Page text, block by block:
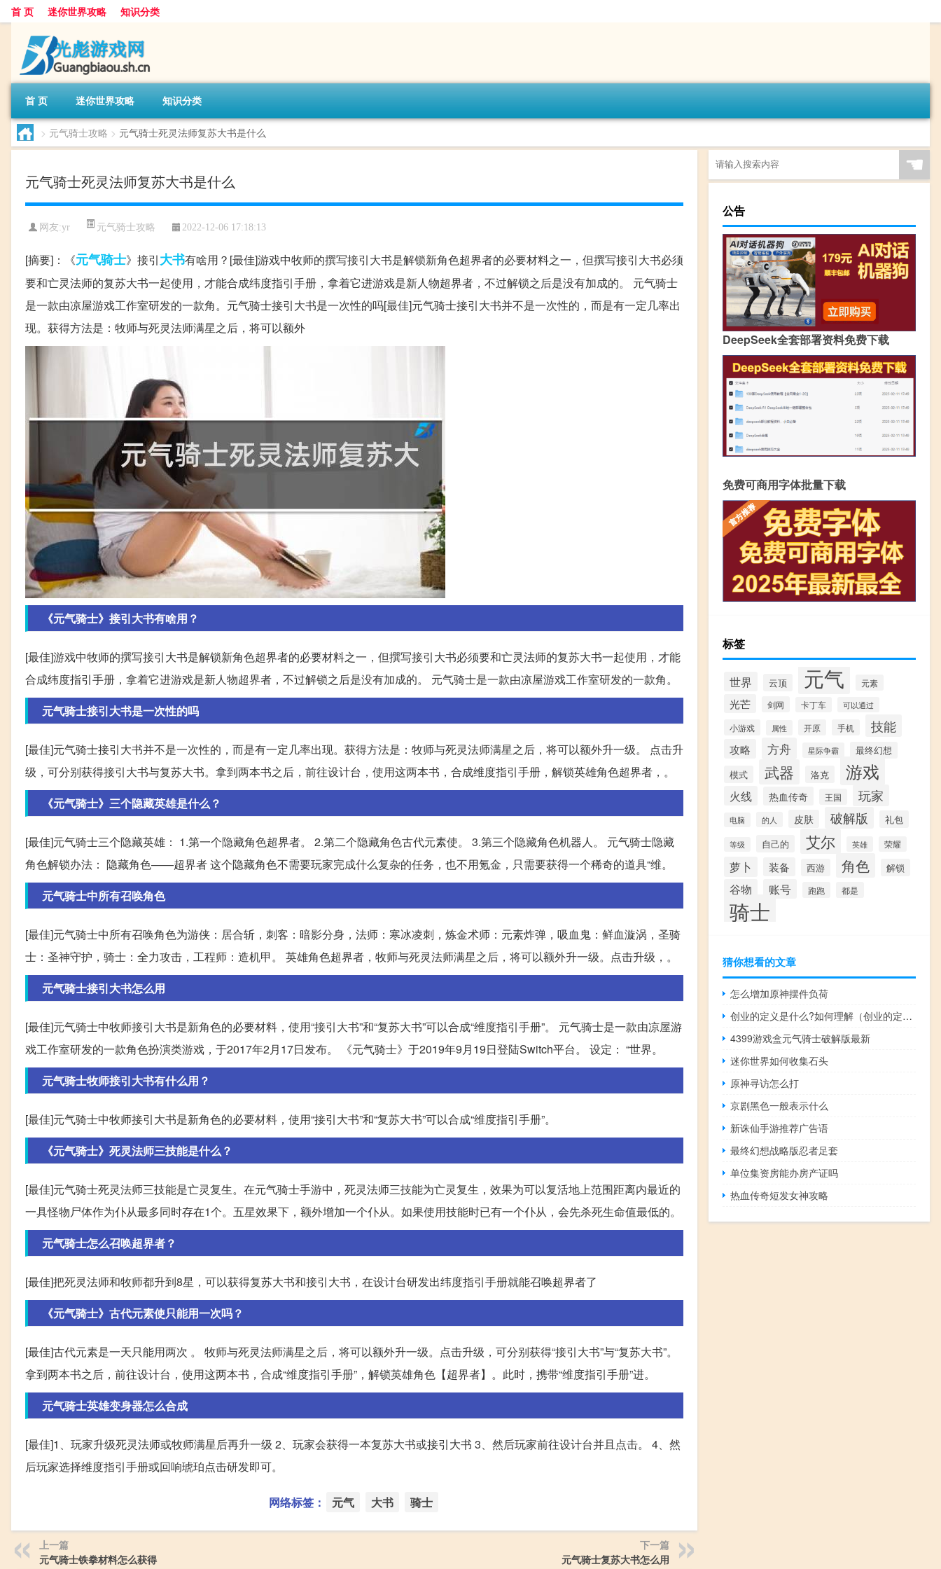
首 页 迷你世界攻略 知识分类
首 页 迷你世界攻略 知识分类
> 元气骑士攻略 > 元气骑士死灵法师复苏大书是什么
元气骑士死灵法师复苏大书是什么
网友:yr 元气骑士攻略 2022-12-06 17:18:13
[摘要]：《元气骑士》接引大书有啥用？[最佳]游戏中牧师的撰写接引大书是解锁新角色超界者的必要材料之一，但撰写接引大书必须
要和亡灵法师的复苏大书一起使用，才能合成纬度指引手册，拿着它进游戏是新人物超界者，不过解锁之后是没有加成的。 元气骑士
是一款由凉屋游戏工作室研发的一款角。元气骑士接引大书是一次性的吗[最佳]元气骑士接引大书并不是一次性的，而是有一定几率出
现。获得方法是：牧师与死灵法师满星之后，将可以额外
《元气骑士》接引大书有啥用？
[最佳]游戏中牧师的撰写接引大书是解锁新角色超界者的必要材料之一，但撰写接引大书必须要和亡灵法师的复苏大书一起使用，才能
合成纬度指引手册，拿着它进游戏是新人物超界者，不过解锁之后是没有加成的。 元气骑士是一款由凉屋游戏工作室研发的一款角。
元气骑士接引大书是一次性的吗
[最佳]元气骑士接引大书并不是一次性的，而是有一定几率出现。获得方法是：牧师与死灵法师满星之后，将可以额外升一级。 点击升
级，可分别获得接引大书与复苏大书。拿到两本书之后，前往设计台，使用这两本书，合成维度指引手册，解锁英雄角色超界者，。
《元气骑士》三个隐藏英雄是什么？
[最佳]元气骑士三个隐藏英雄： 1.第一个隐藏角色超界者。 2.第二个隐藏角色古代元素使。 3.第三个隐藏角色机器人。 元气骑士隐藏
角色解锁办法： 隐藏角色——超界者 这个隐藏角色不需要玩家完成什么复杂的任务，也不用氪金，只需要获得一个稀奇的道具“维。
元气骑士中所有召唤角色
[最佳]元气骑士中所有召唤角色为游侠：居合斩，刺客：暗影分身，法师：寒冰凌刺，炼金术师：元素炸弹，吸血鬼：鲜血漩涡，圣骑
士：圣神守护，骑士：全力攻击，工程师：造机甲。 英雄角色超界者，牧师与死灵法师满星之后，将可以额外升一级。点击升级，。
元气骑士接引大书怎么用
[最佳]元气骑士中牧师接引大书是新角色的必要材料，使用“接引大书”和“复苏大书”可以合成“维度指引手册”。 元气骑士是一款由凉屋游
戏工作室研发的一款角色扮演类游戏，于2017年2月17日发布。 《元气骑士》于2019年9月19日登陆Switch平台。 设定： “世界。
元气骑士牧师接引大书有什么用？
[最佳]元气骑士中牧师接引大书是新角色的必要材料，使用“接引大书”和“复苏大书”可以合成“维度指引手册”。
《元气骑士》死灵法师三技能是什么？
[最佳]元气骑士死灵法师三技能是亡灵复生。在元气骑士手游中，死灵法师三技能为亡灵复生，效果为可以复活地上范围距离内最近的
一具怪物尸体作为仆从最多同时存在1个。五星效果下，额外增加一个仆从。如果使用技能时已有一个仆从，会先杀死生命值最低的。
元气骑士怎么召唤超界者？
[最佳]把死灵法师和牧师都升到8星，可以获得复苏大书和接引大书，在设计台研发出纬度指引手册就能召唤超界者了
《元气骑士》古代元素使只能用一次吗？
[最佳]古代元素是一天只能用两次 。 牧师与死灵法师满星之后，将可以额外升一级。点击升级，可分别获得“接引大书”与“复苏大书”。
拿到两本书之后，前往设计台，使用这两本书，合成“维度指引手册”，解锁英雄角色【超界者】。此时，携带“维度指引手册”进。
元气骑士英雄变身器怎么合成
[最佳]1、玩家升级死灵法师或牧师满星后再升一级 2、玩家会获得一本复苏大书或接引大书 3、然后玩家前往设计台并且点击。 4、然
后玩家选择维度指引手册或回响琥珀点击研发即可。
网络标签： 元气 大书 骑士
上一篇
元气骑士铁拳材料怎么获得
下一篇
元气骑士复苏大书怎么用
☚
公告
DeepSeek全套部署资料免费下载
免费可商用字体批量下载
标签
世界 云顶 元气 元素
光芒 剑网 卡丁车 可以通过
小游戏 属性 开原 手机 技能
攻略 方舟 星际争霸 最终幻想
模式 武器 洛克 游戏
火线 热血传奇 王国 玩家
电脑 的人 皮肤 破解版 礼包
等级 自己的 艾尔 英雄 荣耀
萝卜 装备 西游 角色 解锁
谷物 账号 跑跑 都是
骑士
猜你想看的文章
怎么增加原神摆件负荷
创业的定义是什么?如何理解（创业的定义）
4399游戏盒元气骑士破解版最新
迷你世界如何收集石头
原神寻访怎么打
京剧黑色一般表示什么
新诛仙手游推荐广告语
最终幻想战略版忍者足套
单位集资房能办房产证吗
热血传奇短发女神攻略